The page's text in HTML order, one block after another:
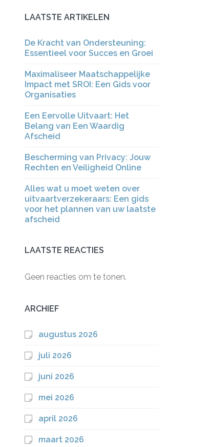
LAATSTE ARTIKELEN
De Kracht van Ondersteuning:
Essentieel voor Succes en Groei
Maximaliseer Maatschappelijke
Impact met SROI: Een Gids voor
Organisaties
Een Eervolle Uitvaart: Het
Belang van Een Waardig
Afscheid
Bescherming van Privacy: Jouw
Rechten en Veiligheid Online
Alles wat u moet weten over
uitvaartverzekeraars: Een gids
voor het plannen van uw laatste
afscheid
LAATSTE REACTIES
Geen reacties om te tonen.
ARCHIEF
augustus 2026
juli 2026
juni 2026
mei 2026
april 2026
maart 2026